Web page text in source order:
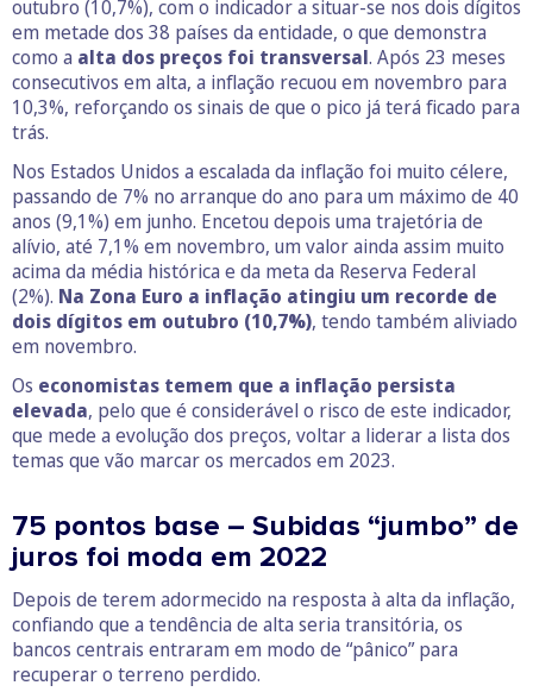
outubro (10,7%), com o indicador a situar-se nos dois dígitos
em metade dos 38 países da entidade, o que demonstra
como a alta dos preços foi transversal. Após 23 meses
consecutivos em alta, a inflação recuou em novembro para
10,3%, reforçando os sinais de que o pico já terá ficado para
trás.
Nos Estados Unidos a escalada da inflação foi muito célere,
passando de 7% no arranque do ano para um máximo de 40
anos (9,1%) em junho. Encetou depois uma trajetória de
alívio, até 7,1% em novembro, um valor ainda assim muito
acima da média histórica e da meta da Reserva Federal
(2%). Na Zona Euro a inflação atingiu um recorde de
dois dígitos em outubro (10,7%), tendo também aliviado
em novembro.
Os economistas temem que a inflação persista
elevada, pelo que é considerável o risco de este indicador,
que mede a evolução dos preços, voltar a liderar a lista dos
temas que vão marcar os mercados em 2023.
75 pontos base – Subidas “jumbo” de
juros foi moda em 2022
Depois de terem adormecido na resposta à alta da inflação,
confiando que a tendência de alta seria transitória, os
bancos centrais entraram em modo de “pânico” para
recuperar o terreno perdido.